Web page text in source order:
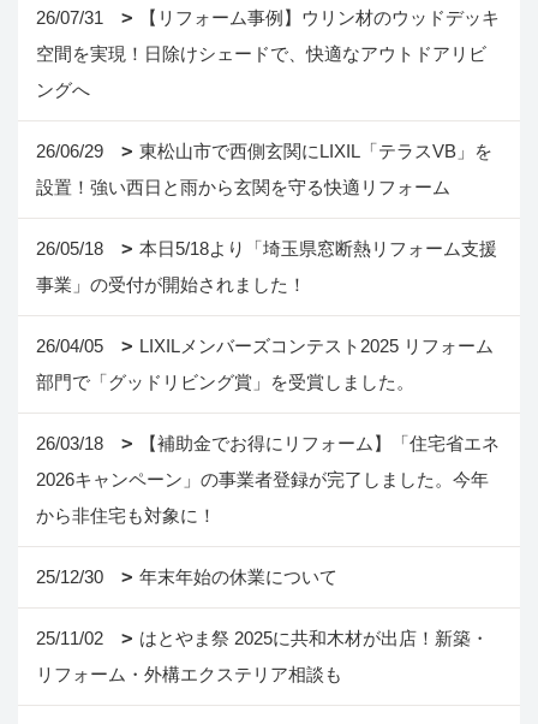
26/07/31
【リフォーム事例】ウリン材のウッドデッキ
空間を実現！日除けシェードで、快適なアウトドアリビ
ングへ
26/06/29
東松山市で西側玄関にLIXIL「テラスVB」を
設置！強い西日と雨から玄関を守る快適リフォーム
26/05/18
本日5/18より「埼玉県窓断熱リフォーム支援
事業」の受付が開始されました！
26/04/05
LIXILメンバーズコンテスト2025 リフォーム
部門で「グッドリビング賞」を受賞しました。
26/03/18
【補助金でお得にリフォーム】「住宅省エネ
2026キャンペーン」の事業者登録が完了しました。今年
から非住宅も対象に！
25/12/30 年末年始の休業について
25/11/02
はとやま祭 2025に共和木材が出店！新築・
リフォーム・外構エクステリア相談も